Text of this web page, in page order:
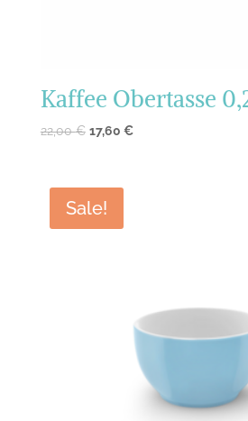
Kaffee Obertasse
22,00€ 17,60 €
Sale!